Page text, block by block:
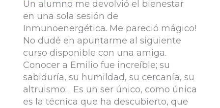
Un alumno me devolvió el bienestar
en una sola sesión de
Inmunoenergética. Me pareció mágico!
No dudé en apuntarme al siguiente
curso disponible con una amiga.
Conocer a Emilio fue increíble; su
sabiduría, su humildad, su cercanía, su
altruismo… Es un ser único, como única
es la técnica que ha descubierto, que